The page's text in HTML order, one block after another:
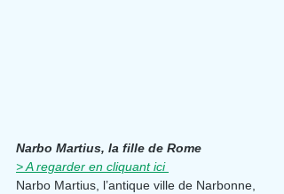
Narbo Martius, la fille de Rome
> A regarder en cliquant ici
Narbo Martius, l’antique ville de Narbonne,